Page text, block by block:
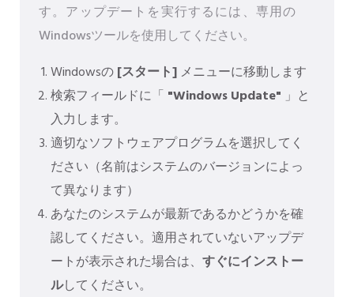
す。アップデートを実行するには、専用の
Windowsツールを使用してください。
Windowsの[スタート] メニューに移動します
検索フィールドに「 "Windows Update" 」と
入力します。
適切なソフトウェアプログラムを選択してく
ださい（名前はシステムのバージョンによっ
て異なります）
あなたのシステムが最新であるかどうかを確
認してください。適用されていないアップデ
ートが表示された場合は、 すぐにインストー
ルしてください。